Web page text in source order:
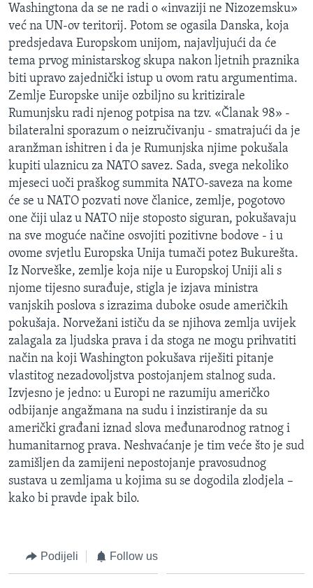
Washingtona da se ne radi o «invaziji ne Nizozemsku»
već na UN-ov teritorij. Potom se ogasila Danska, koja
predsjedava Europskom unijom, najavljujući da će
tema prvog ministarskog skupa nakon ljetnih praznika
biti upravo zajednički istup u ovom ratu argumentima.
Zemlje Europske unije ozbiljno su kritizirale
Rumunjsku radi njenog potpisa na tzv. «Članak 98» -
bilateralni sporazum o neizručivanju - smatrajući da je
aranžman ishitren i da je Rumunjska njime pokušala
kupiti ulaznicu za NATO savez. Sada, svega nekoliko
mjeseci uoči praškog summita NATO-saveza na kome
će se u NATO pozvati nove članice, zemlje, pogotovo
one čiji ulaz u NATO nije stoposto siguran, pokušavaju
na sve moguće načine osvojiti pozitivne bodove - i u
ovome svjetlu Europska Unija tumači potez Bukurešta.
Iz Norveške, zemlje koja nije u Europskoj Uniji ali s
njome tijesno surađuje, stigla je izjava ministra
vanjskih poslova s izrazima duboke osude američkih
pokušaja. Norvežani ističu da se njihova zemlja uvijek
zalagala za ljudska prava i da stoga ne mogu prihvatiti
način na koji Washington pokušava riješiti pitanje
vlastitog nezadovoljstva postojanjem stalnog suda.
Izvjesno je jedno: u Europi ne razumiju američko
odbijanje angažmana na sudu i inzistiranje da su
američki građani iznad slova međunarodnog ratnog i
humanitarnog prava. Neshvaćanje je tim veće što je sud
zamišljen da zamijeni nepostojanje pravosudnog
sustava u zemljama u kojima su se dogodila zlodjela –
kako bi pravde ipak bilo.
Podijeli Follow us